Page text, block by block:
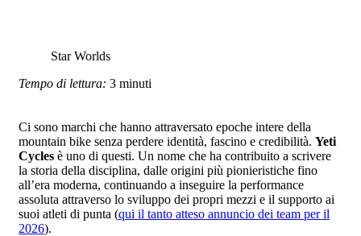
Star Worlds
Tempo di lettura: 3 minuti
Ci sono marchi che hanno attraversato epoche intere della
mountain bike senza perdere identità, fascino e credibilità. Yeti
Cycles è uno di questi. Un nome che ha contribuito a scrivere
la storia della disciplina, dalle origini più pionieristiche fino
all’era moderna, continuando a inseguire la performance
assoluta attraverso lo sviluppo dei propri mezzi e il supporto ai
suoi atleti di punta (qui il tanto atteso annuncio dei team per il
2026).